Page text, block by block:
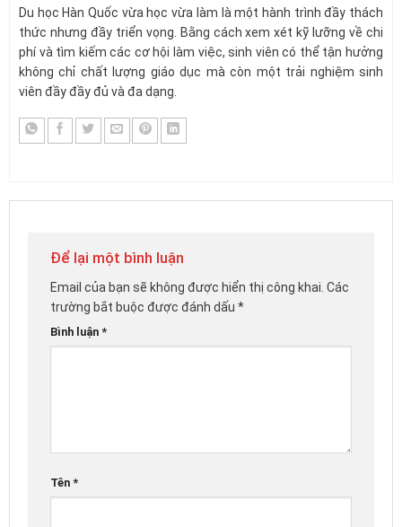
Du học Hàn Quốc vừa học vừa làm là một hành trình đầy thách
thức nhưng đầy triển vọng. Bằng cách xem xét kỹ lưỡng về chi
phí và tìm kiếm các cơ hội làm việc, sinh viên có thể tận hưởng
không chỉ chất lượng giáo dục mà còn một trải nghiệm sinh
viên đầy đầy đủ và đa dạng.
Để lại một bình luận
Email của bạn sẽ không được hiển thị công khai. Các
trường bắt buộc được đánh dấu *
Bình luận *
Tên *